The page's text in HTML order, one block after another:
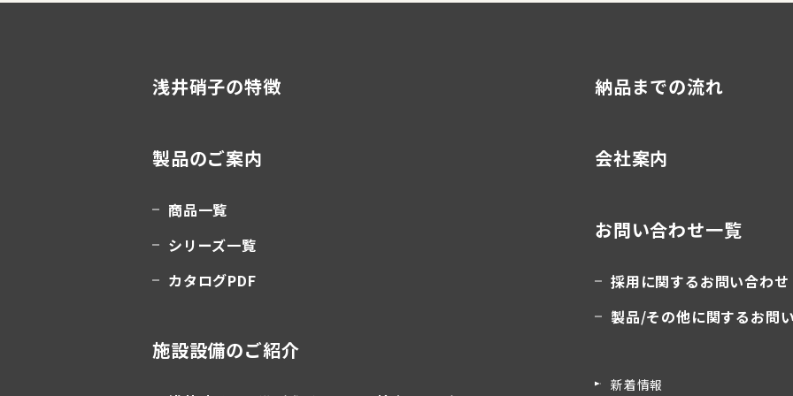
浅井硝子の特徴
製品のご案内
商品一覧
シリーズ一覧
カタログPDF
施設設備のご紹介
納品までの流れ
会社案内
お問い合わせ一覧
採用に関するお問い合わせ
製品/その他に関するお問
新着情報